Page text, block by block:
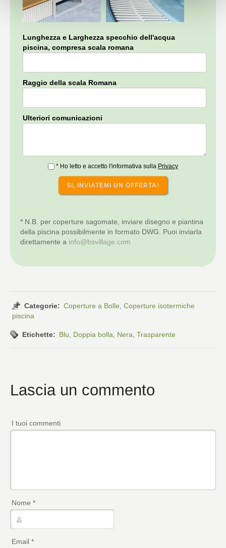
Lunghezza e Larghezza specchio dell'acqua
piscina, compresa scala romana
Raggio della scala Romana
Ulteriori comunicazioni
* Ho letto e accetto l'informativa sulla Privacy
* N.B. per coperture sagomate, inviare disegno e piantina
della piscina possibilmente in formato DWG. Puoi inviarla
direttamente a info@bsvillage.com
Categorie: Coperture a Bolle Coperture isotermiche
piscina
Etichette: Blu Doppia bolla Nera Trasparente
Lascia un commento
I tuoi commenti
Nome *
Email *